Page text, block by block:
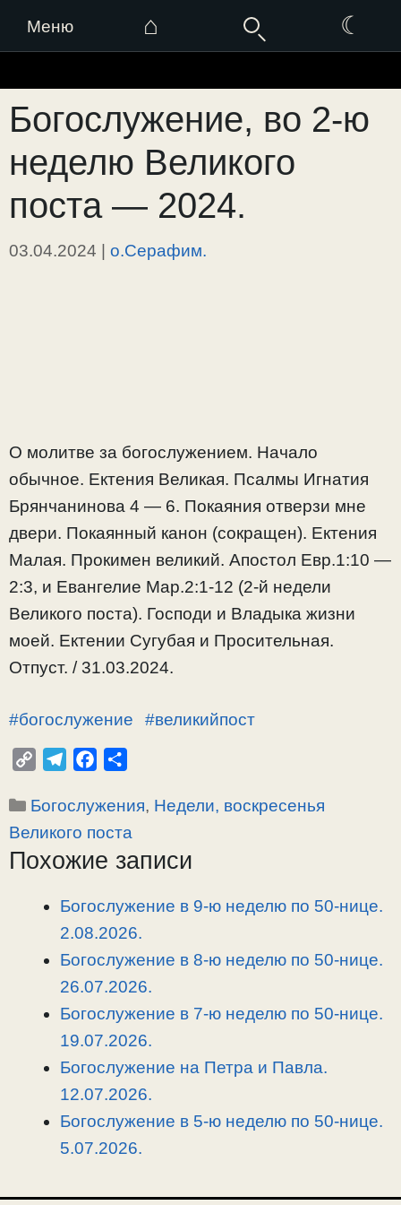
Меню ⌂ ☾
к
содержимому
Богослужение, во 2-ю
неделю Великого
поста — 2024.
03.04.2024 | о.Серафим.
О молитве за богослужением. Начало
обычное. Ектения Великая. Псалмы Игнатия
Брянчанинова 4 — 6. Покаяния отверзи мне
двери. Покаянный канон (сокращен). Ектения
Малая. Прокимен великий. Апостол Евр.1:10 —
2:3, и Евангелие Мар.2:1-12 (2-й недели
Великого поста). Господи и Владыка жизни
моей. Ектении Сугубая и Просительная.
Отпуст. / 31.03.2024.
#богослужение #великийпост
p
y
L
l
e
g
a
c
e
b
п
р
а
Рубрики
Богослужения, Недели, воскресенья
Великого поста
Похожие записи
Богослужение в 9-ю неделю по 50-нице.
2.08.2026.
Богослужение в 8-ю неделю по 50-нице.
26.07.2026.
Богослужение в 7-ю неделю по 50-нице.
19.07.2026.
Богослужение на Петра и Павла.
12.07.2026.
Богослужение в 5-ю неделю по 50-нице.
5.07.2026.